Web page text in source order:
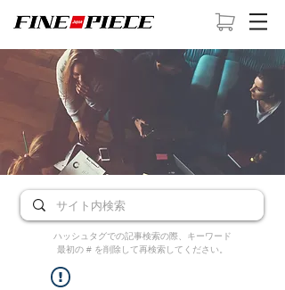
ハッシュタグでの記事検索の際、キーワード
最初の # を削除して再検索してください。